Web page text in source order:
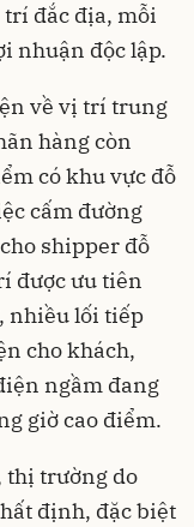
trí đắc địa, mỗi
nhuận độc lập.
về vị trí trung
hàng còn
có khu vực đỗ
cấm đường
shipper đỗ
được ưu tiên
nhiều lối tiếp
cho khách,
ngầm đang
giờ cao điểm.
thị trường do
định, đặc biệt